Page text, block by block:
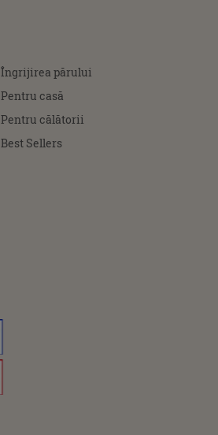
Îngrijirea părului
Pentru casă
Pentru călătorii
Best Sellers